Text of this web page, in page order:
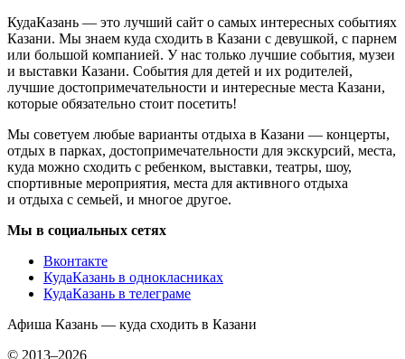
КудаКазань — это лучший сайт о самых интересных событиях
Казани. Мы знаем куда сходить в Казани с девушкой, с парнем
или большой компанией. У нас только лучшие события, музеи
и выставки Казани. События для детей и их родителей,
лучшие достопримечательности и интересные места Казани,
которые обязательно стоит посетить!
Мы советуем любые варианты отдыха в Казани — концерты,
отдых в парках, достопримечательности для экскурсий, места,
куда можно сходить с ребенком, выставки, театры, шоу,
спортивные мероприятия, места для активного отдыха
и отдыха с семьей, и многое другое.
Мы в социальных сетях
Вконтакте
КудаКазань в однокласниках
КудаКазань в телеграме
Афиша Казань — куда сходить в Казани
© 2013–2026